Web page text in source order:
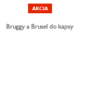
AKCIA
Bruggy a Brusel do kapsy